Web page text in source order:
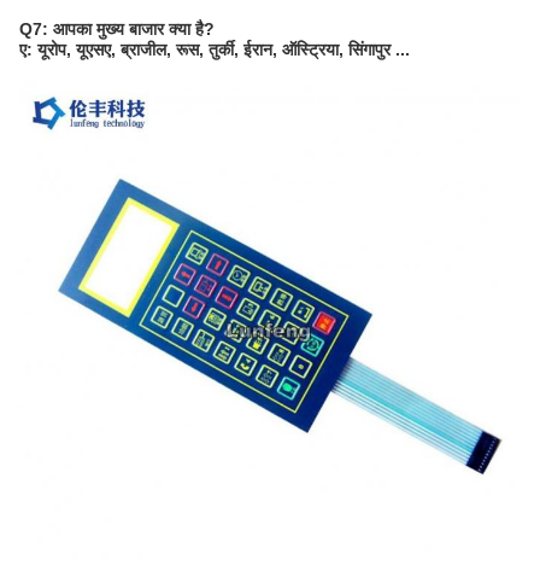
Q7: आपका मुख्य बाजार क्या है?
ए: यूरोप, यूएसए, ब्राजील, रूस, तुर्की, ईरान, ऑस्ट्रिया, सिंगापुर ...